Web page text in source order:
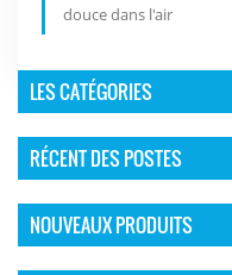
douce dans l'air
LES CATÉGORIES
RÉCENT DES POSTES
NOUVEAUX PRODUITS